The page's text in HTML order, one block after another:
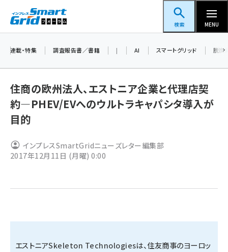
ン
スマートグリッドフォーラム
検索 MENU
ペロブスカイト (332)
ngn (272)
タンデム (145)
連載・特集 調査報告書／書籍 | AI スマートグリッド 脱炭
住商の欧州法人、エストニア企業と代理店契
約―PHEV/EVへのウルトラキャパシタ導入が
目的
インプレスSmartGridニューズレター編集部
2017年12月11日 (月曜) 0:00
エストニアSkeleton Technologiesは、住友商事のヨーロッ